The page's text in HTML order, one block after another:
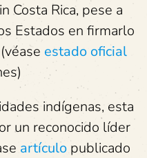
Costa Rica, pese a
Estados en firmarlo
estado oficial
indígenas, esta
un reconocido líder
artículo publicado